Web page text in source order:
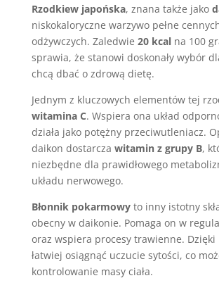
Rzodkiew japońska, znana także jako
niskokaloryczne warzywo pełne
odżywczych. Zaledwie 20 kcalna 100
sprawia, że stanowi doskonały wybór
chcą dbać o zdrową dietę.
Jednym z kluczowych elementów tej
witamina C. Wspiera ona układ
działa jako potężny przeciwutleniacz.
daikon dostarcza witamin z grupy B,
niezbędne dla prawidłowego
układu nerwowego.
Błonnik pokarmowyto inny istotny
obecny w daikonie. Pomaga on w
oraz wspiera procesy trawienne.
łatwiej osiągnąć uczucie sytości, co
kontrolowanie masy ciała.